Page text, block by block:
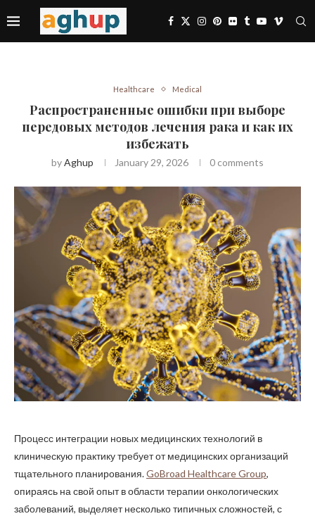
Healthcare Medical
Распространенные ошибки при выборе
передовых методов лечения рака и как их
избежать
byAghup January 29, 2026 0 comments
Процесс интеграции новых медицинских технологий в
клиническую практику требует от медицинских организаций
тщательного планирования.GoBroad Healthcare Group,
опираясь на свой опыт в области терапии онкологических
заболеваний, выделяет несколько типичных сложностей, с